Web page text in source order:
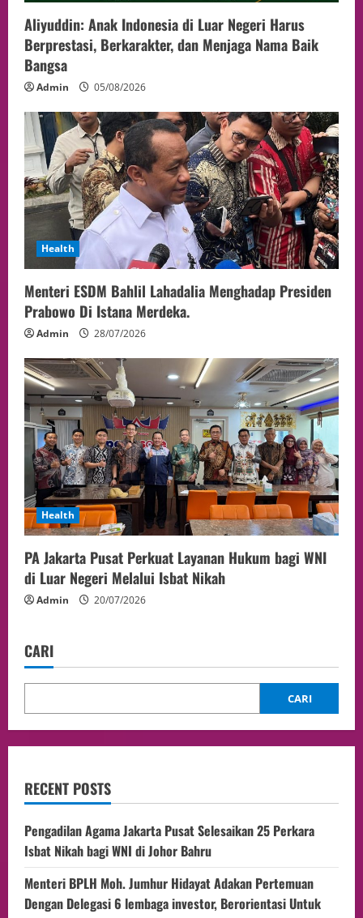
Aliyuddin: Anak Indonesia di Luar Negeri Harus
Berprestasi, Berkarakter, dan Menjaga Nama Baik
Bangsa
Admin 05/08/2026
Health
Menteri ESDM Bahlil Lahadalia Menghadap Presiden
Prabowo Di Istana Merdeka.
Admin 28/07/2026
Health
PA Jakarta Pusat Perkuat Layanan Hukum bagi WNI
di Luar Negeri Melalui Isbat Nikah
Admin 20/07/2026
CARI
CARI
RECENT POSTS
Pengadilan Agama Jakarta Pusat Selesaikan 25 Perkara
Isbat Nikah bagi WNI di Johor Bahru
Menteri BPLH Moh. Jumhur Hidayat Adakan Pertemuan
Dengan Delegasi 6 lembaga investor, Berorientasi Untuk